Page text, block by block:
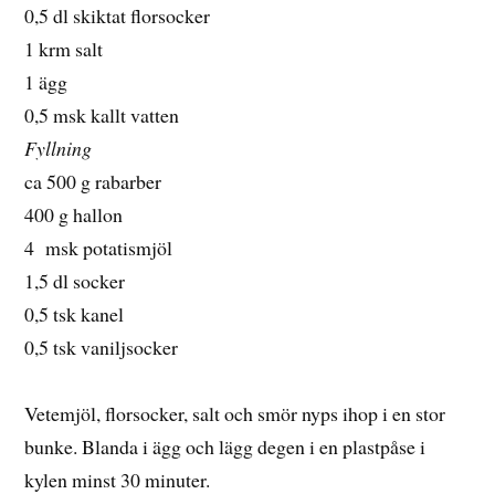
0,5 dl skiktat florsocker
1 krm salt
1 ägg
0,5 msk kallt vatten
Fyllning
ca 500 g rabarber
400 g hallon
4 msk potatismjöl
1,5 dl socker
0,5 tsk kanel
0,5 tsk vaniljsocker
Vetemjöl, florsocker, salt och smör nyps ihop i en stor
bunke. Blanda i ägg och lägg degen i en plastpåse i
kylen minst 30 minuter.